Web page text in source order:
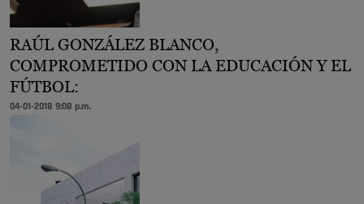
RAÚL GONZÁLEZ BLANCO,
COMPROMETIDO CON LA EDUCACIÓN Y EL
FÚTBOL:
04-01-2018 9:08 p.m.